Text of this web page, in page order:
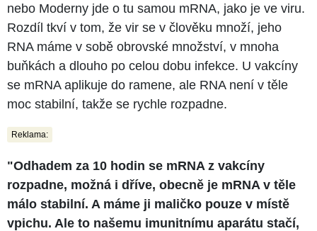
nebo Moderny jde o tu samou mRNA, jako je ve viru.
Rozdíl tkví v tom, že vir se v člověku množí, jeho
RNA máme v sobě obrovské množství, v mnoha
buňkách a dlouho po celou dobu infekce. U vakcíny
se mRNA aplikuje do ramene, ale RNA není v těle
moc stabilní, takže se rychle rozpadne.
Reklama:
"Odhadem za 10 hodin se mRNA z vakcíny
rozpadne, možná i dříve, obecně je mRNA v těle
málo stabilní. A máme ji maličko pouze v místě
vpichu. Ale to našemu imunitnímu aparátu stačí,